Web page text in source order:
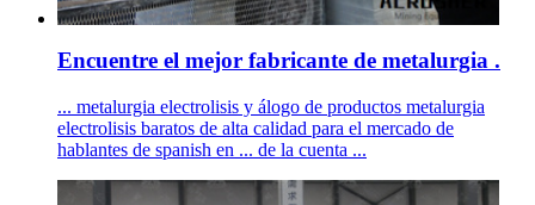
Encuentre el mejor fabricante de metalurgia .
... metalurgia electrolisis y álogo de productos metalurgia
electrolisis baratos de alta calidad para el mercado de
hablantes de spanish en ... de la cuenta ...